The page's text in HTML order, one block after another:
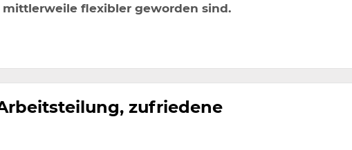
flexibler geworden sind.
zufriedene